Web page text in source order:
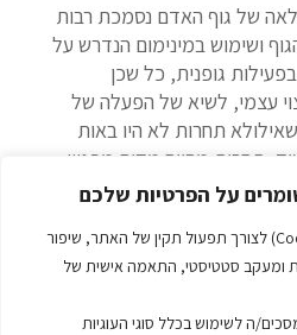
על הפרטיות שלכם
אנו עושים שימוש בעוגיות (Cookies) לצורך תפעול תקין של האתר, שיפור
ומעקב סטטיסטי, התאמה אישית של
ה לשימוש בכלל סוגי העוגיות
של גוף האדם נסמכת רבות
ושימוש במינימום הנדרש על
גופנית, כל שכן
עצמי, לשיא של הפעלה של
שאילולא תחרות לא היו באות
תחרות מהווה מקום מפגש
עילית, רק שם אתה יכול
האם הם מבצעים "רוטינות"
למשל), איך הם נושמים,
הם "בקצה" ובכלל, אתה –
בדיוק על אותו מסלול,
למעט עניין הדרפטינג